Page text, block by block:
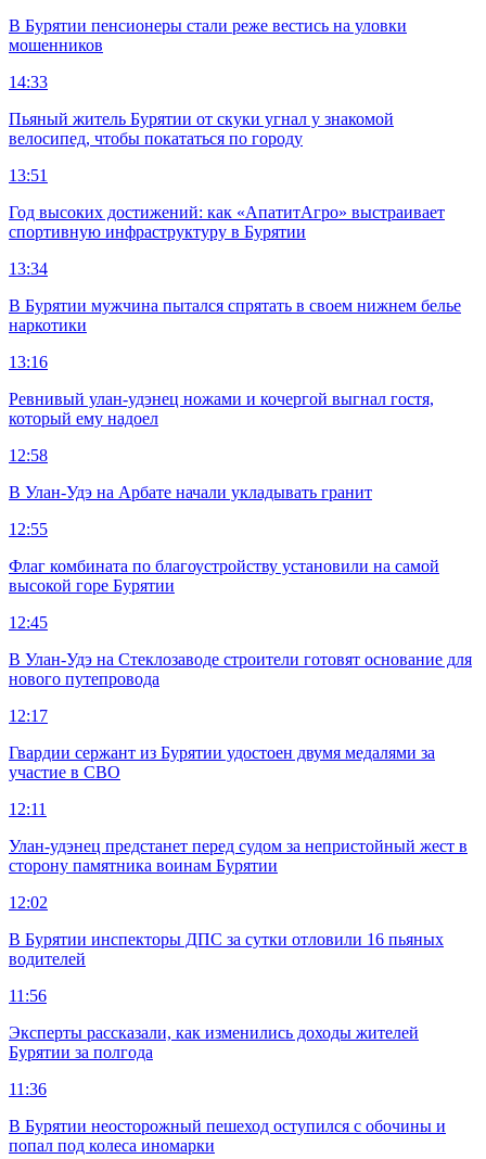
В Бурятии пенсионеры стали реже вестись на уловки
мошенников
14:33
Пьяный житель Бурятии от скуки угнал у знакомой
велосипед, чтобы покататься по городу
13:51
Год высоких достижений: как «АпатитАгро» выстраивает
спортивную инфраструктуру в Бурятии
13:34
В Бурятии мужчина пытался спрятать в своем нижнем белье
наркотики
13:16
Ревнивый улан-удэнец ножами и кочергой выгнал гостя,
который ему надоел
12:58
В Улан-Удэ на Арбате начали укладывать гранит
12:55
Флаг комбината по благоустройству установили на самой
высокой горе Бурятии
12:45
В Улан-Удэ на Стеклозаводе строители готовят основание для
нового путепровода
12:17
Гвардии сержант из Бурятии удостоен двумя медалями за
участие в СВО
12:11
Улан-удэнец предстанет перед судом за непристойный жест в
сторону памятника воинам Бурятии
12:02
В Бурятии инспекторы ДПС за сутки отловили 16 пьяных
водителей
11:56
Эксперты рассказали, как изменились доходы жителей
Бурятии за полгода
11:36
В Бурятии неосторожный пешеход оступился с обочины и
попал под колеса иномарки